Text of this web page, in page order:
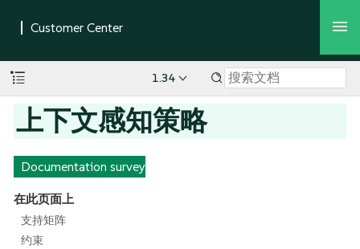
1.34
上下文感知策略
Documentation survey
在此页面上
支持矩阵
约束